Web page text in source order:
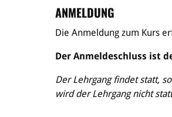
ANMELDUNG
Die Anmeldung zum Kurs
Der Anmeldeschluss ist
Der Lehrgang findet statt,
wird der Lehrgang nicht